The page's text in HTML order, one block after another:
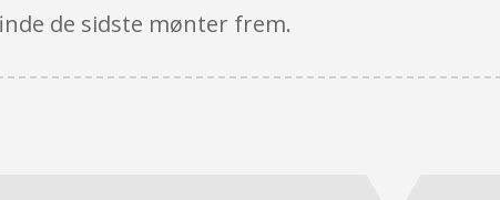
de sidste mønter frem.